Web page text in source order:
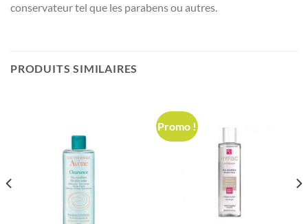
conservateur tel que les parabens ou autres.
PRODUITS SIMILAIRES
Promo !